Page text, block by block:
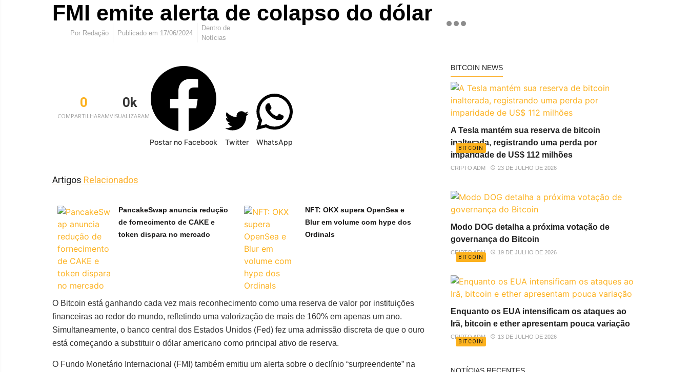
FMI emite alerta de colapso do dólar
Por Redação Publicado em 17/06/2024
Dentro de
Notícias
COMPARTILHARAM
0
VISUALIZARAM
0k
Postar no Facebook Twitter WhatsApp
Artigos Relacionados
PancakeSwap anuncia redução
de fornecimento de CAKE e
token dispara no mercado
NFT: OKX supera OpenSea e
Blur em volume com hype dos
Ordinals
O Bitcoin está ganhando cada vez mais reconhecimento como uma reserva de valor por instituições
financeiras ao redor do mundo, refletindo uma valorização de mais de 160% em apenas um ano.
Simultaneamente, o banco central dos Estados Unidos (Fed) fez uma admissão discreta de que o ouro
está começando a substituir o dólar americano como principal ativo de reserva.
O Fundo Monetário Internacional (FMI) também emitiu um alerta sobre o declínio “surpreendente” na
BITCOIN NEWS
BITCOIN
A Tesla mantém sua reserva de bitcoin
inalterada, registrando uma perda por
imparidade de US$ 112 milhões
CRIPTO ADM 23 DE JULHO DE 2026
BITCOIN
Modo DOG detalha a próxima votação de
governança do Bitcoin
CRIPTO ADM 19 DE JULHO DE 2026
BITCOIN
Enquanto os EUA intensificam os ataques ao
Irã, bitcoin e ether apresentam pouca variação
CRIPTO ADM 13 DE JULHO DE 2026